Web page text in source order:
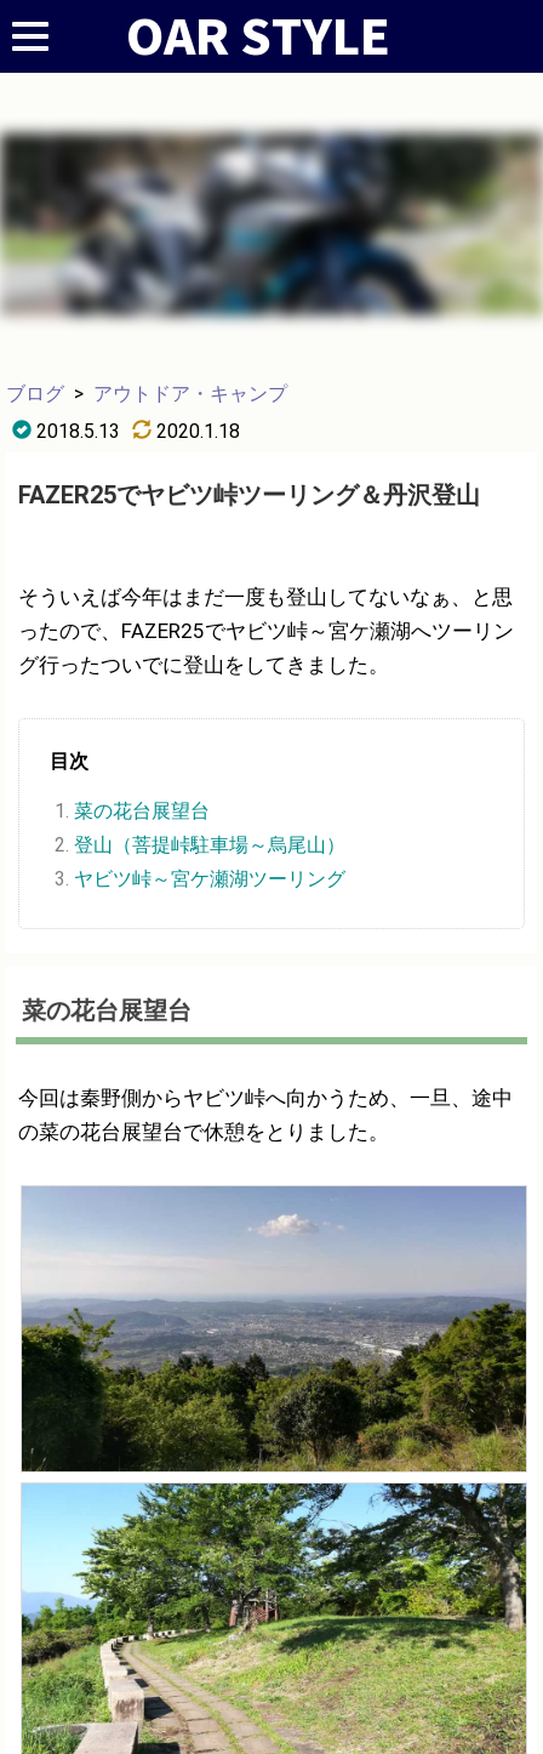
ブログ > アウトドア・キャンプ
2018.5.13
2020.1.18
FAZER25でヤビツ峠ツーリング＆丹沢登山
そういえば今年はまだ一度も登山してないなぁ、と思
ったので、FAZER25でヤビツ峠～宮ケ瀬湖へツーリン
グ行ったついでに登山をしてきました。
目次
菜の花台展望台
登山（菩提峠駐車場～烏尾山）
ヤビツ峠～宮ケ瀬湖ツーリング
菜の花台展望台
今回は秦野側からヤビツ峠へ向かうため、一旦、途中
の菜の花台展望台で休憩をとりました。